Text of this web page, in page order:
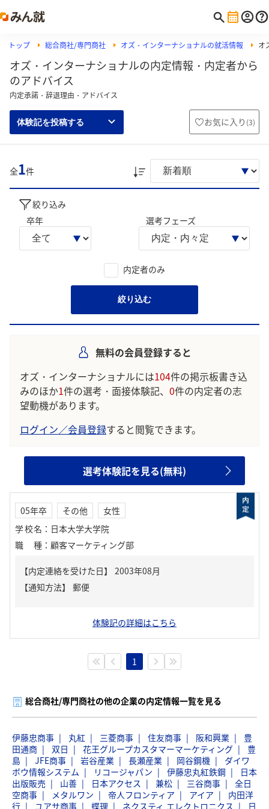
トップ 総合商社/専門商社 オズ・インターナショナルの就活情報 オ
オズ・インターナショナルの内定情報・内定者から
のアドバイス
内定承諾・辞退理由・アドバイス
体験記を投稿する お気に入り (3)
全1件
絞り込み
卒年
選考フェーズ
内定者のみ
絞り込む
無料の会員登録すると
オズ・インターナショナルには104件の掲示板書き込
みのほか1件の選考・面接体験記、 0件の内定者の志
望動機があります。
ログイン／会員登録すると閲覧できます。
選考体験記を見る(無料)
05年卒 その他
女性
学校名 ： 日本大学大学院
職種 ： 顧客マーケティング部
【内定連絡を受けた日】
2003年08月
【通知方法】
郵便
体験記の詳細はこちら
1
総合商社/専門商社の他の企業の内定情報一覧を見る
伊藤忠商事 丸紅 三菱商事 住友商事 阪和興業
豊
田通商
双日 花王グループカスタマーマーケティング
豊
島
JFE商事 岩谷産業 長瀬産業 岡谷鋼機
ダイワ
ボウ情報システム
リコージャパン 伊藤忠丸紅鉄鋼
日本
出版販売
山善 日本アクセス 兼松 三谷商事
全日
空商事
メタルワン 帝人フロンティア アイア
内田洋
行
ユアサ商事 蝶理 ネクスティ エレクトロニクス 日